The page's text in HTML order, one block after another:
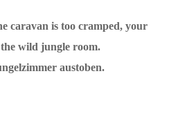
caravan is too cramped, your
wild jungle room.
austoben.